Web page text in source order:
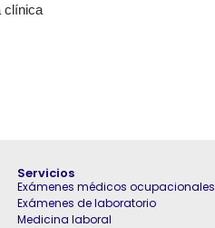
clínica
Servicios
Exámenes médicos ocupacionales
Exámenes de laboratorio
Medicina laboral